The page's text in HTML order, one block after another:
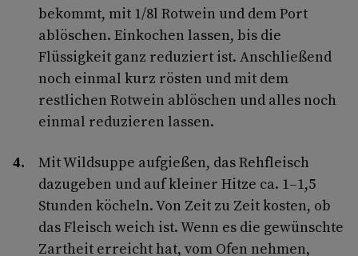
bekommt, mit 1/8l Rotwein und dem Port
ablöschen. Einkochen lassen, bis die
Flüssigkeit ganz reduziert ist. Anschließend
noch einmal kurz rösten und mit dem
restlichen Rotwein ablöschen und alles noch
einmal reduzieren lassen.
Mit Wildsuppe aufgießen, das Rehfleisch
dazugeben und auf kleiner Hitze ca. 1–1,5
Stunden köcheln. Von Zeit zu Zeit kosten, ob
das Fleisch weich ist. Wenn es die gewünschte
Zartheit erreicht hat, vom Ofen nehmen,